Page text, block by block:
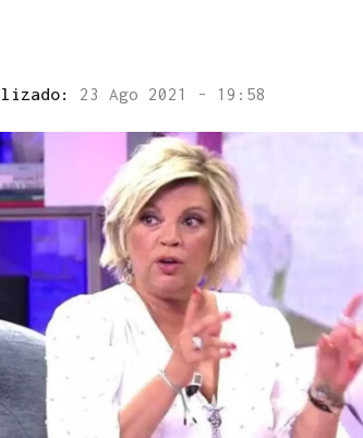
23 Ago 2021 - 19:58